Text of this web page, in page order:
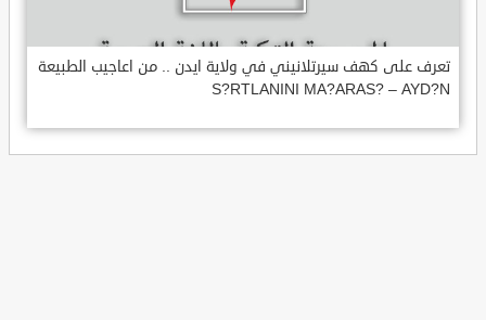
تعرف على كهف سيرتلانيني في ولاية ايدن .. من اعاجيب الطبيعة
S?RTLANINI MA?ARAS? – AYD?N